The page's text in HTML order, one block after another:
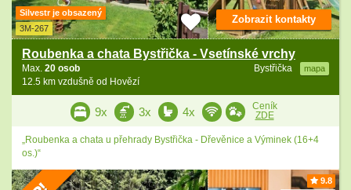
Silvestr je obsazený
3M-267
Roubenka a chata Bystřička - Vsetínské vrchy
Bystřička mapa
Max. 20 osob
12.5 km vzdušně od Hovězí
Zobrazit kontakty
9x 3x 4x
Ceník
ZDE
„Roubenka a chata u přehrady Bystřička - Dřevěnice a Výminek (16+4
os.)“
9.8